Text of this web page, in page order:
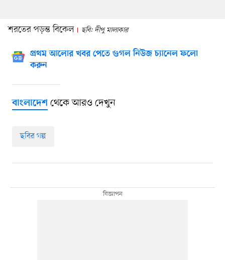
শরতের পড়ন্ত বিকেল ছবি: দীপু মালাকার
প্রথম আলোর খবর পেতে গুগল নিউজ চ্যানেল ফলো
করুন
বাংলাদেশথেকে আরও দেখুন
ছবির গল্প